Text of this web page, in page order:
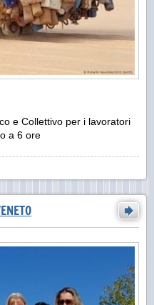
e Collettivo per i lavoratori
a 6 ore